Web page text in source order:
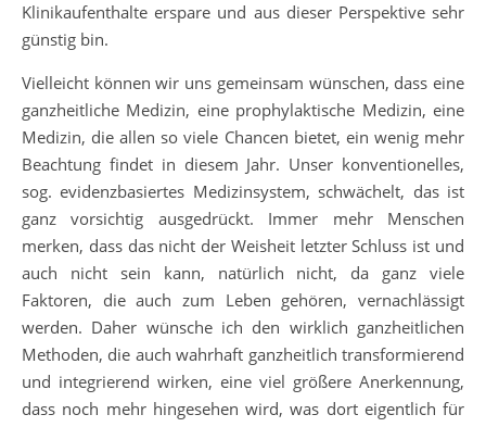
Klinikaufenthalte erspare und aus dieser Perspektive sehr
günstig bin.
Vielleicht können wir uns gemeinsam wünschen, dass eine
ganzheitliche Medizin, eine prophylaktische Medizin, eine
Medizin, die allen so viele Chancen bietet, ein wenig mehr
Beachtung findet in diesem Jahr. Unser konventionelles,
sog. evidenzbasiertes Medizinsystem, schwächelt, das ist
ganz vorsichtig ausgedrückt. Immer mehr Menschen
merken, dass das nicht der Weisheit letzter Schluss ist und
auch nicht sein kann, natürlich nicht, da ganz viele
Faktoren, die auch zum Leben gehören, vernachlässigt
werden. Daher wünsche ich den wirklich ganzheitlichen
Methoden, die auch wahrhaft ganzheitlich transformierend
und integrierend wirken, eine viel größere Anerkennung,
dass noch mehr hingesehen wird, was dort eigentlich für